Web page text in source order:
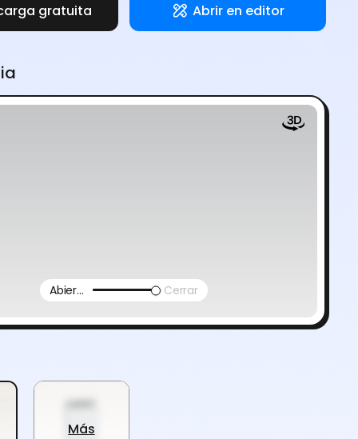
gratuita Abrir en editor
Abierto Cerrar
Más